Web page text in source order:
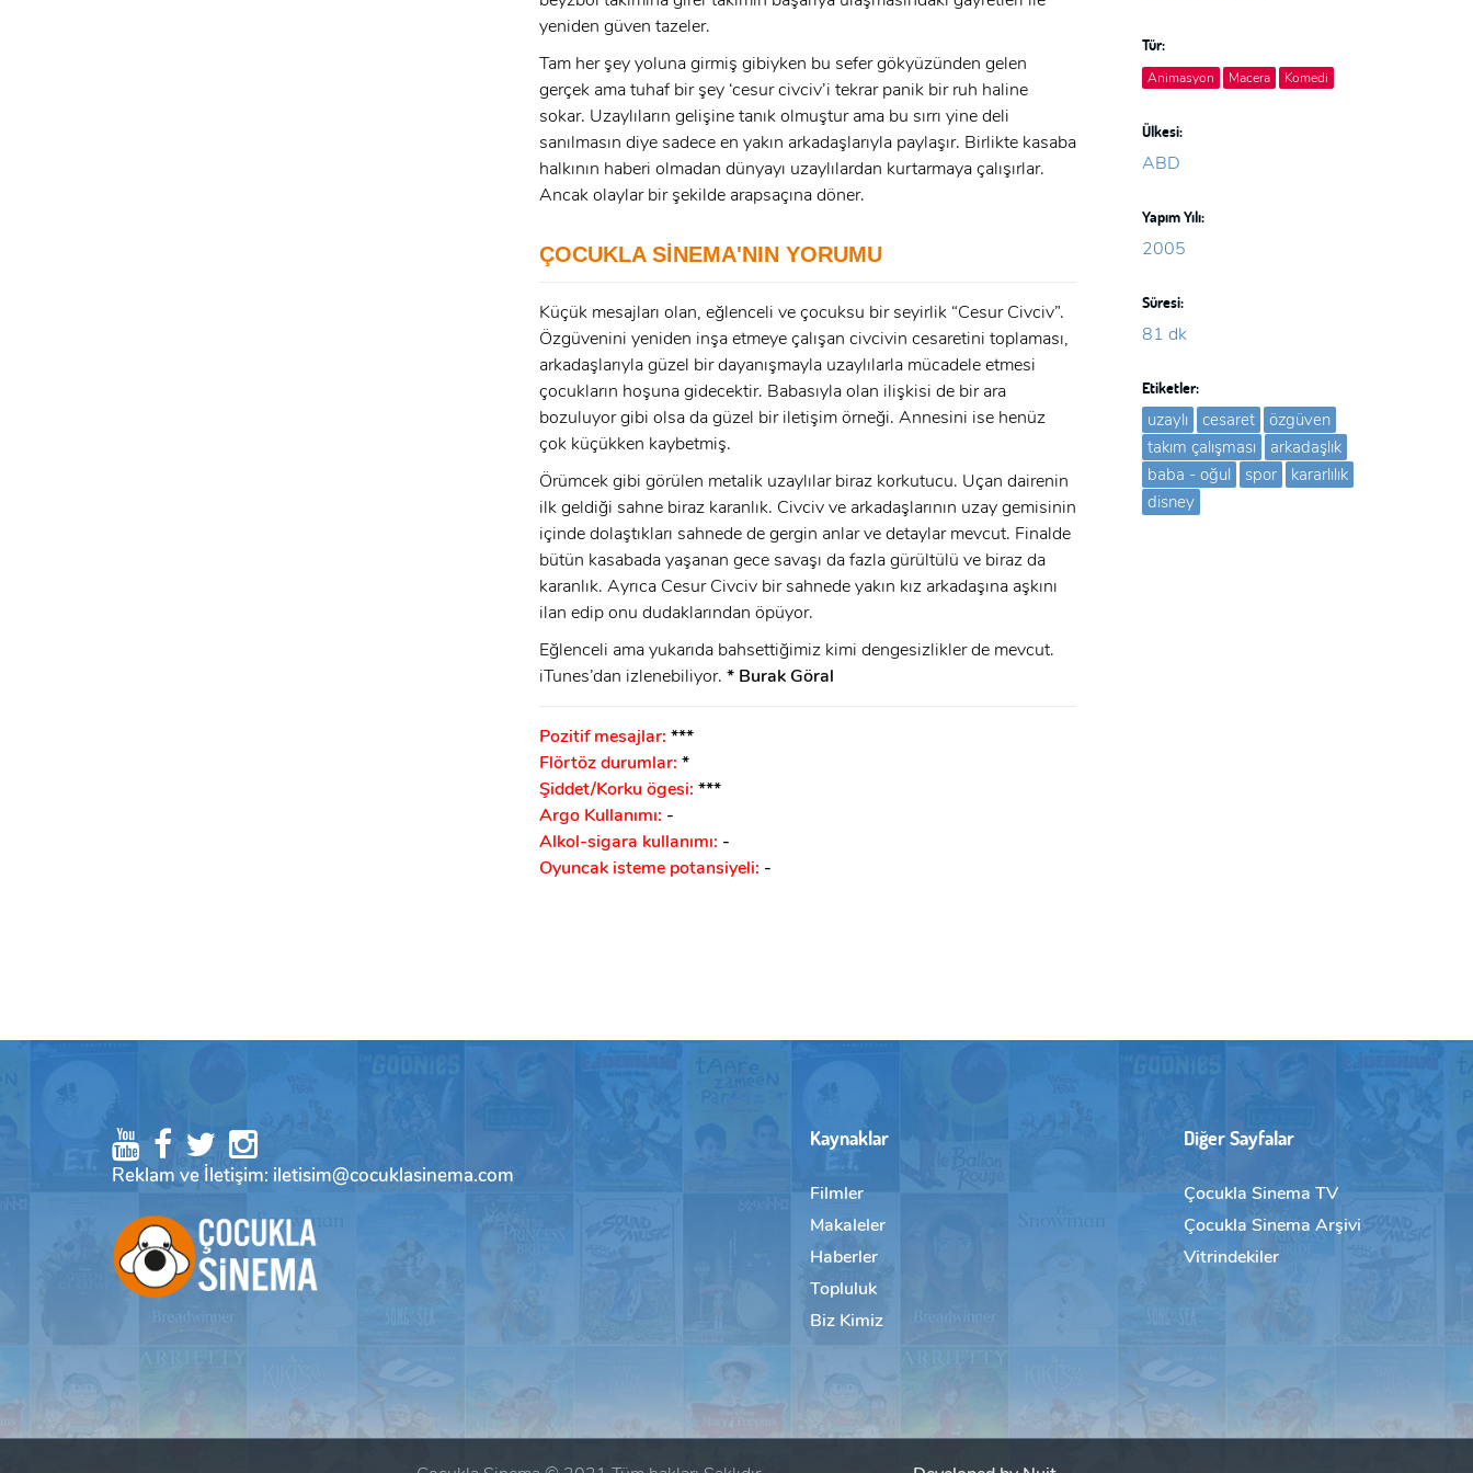
GIRIŞ YAP
E-Posta:
Beni Hatırla Şifremi Unuttum ?
GIRIŞ
ÜYE OL
Ad Soyad:
Şifre:
ÜYE OL
GIRIŞ
yeniden güven tazeler.
Tam her şey yoluna girmiş gibiyken bu sefer gökyüzünden gelen
gerçek ama tuhaf bir şey ‘cesur civciv’i tekrar panik bir ruh haline
sokar. Uzaylıların gelişine tanık olmuştur ama bu sırrı yine deli
sanılmasın diye sadece en yakın arkadaşlarıyla paylaşır. Birlikte kasaba
halkının haberi olmadan dünyayı uzaylılardan kurtarmaya çalışırlar.
Ancak olaylar bir şekilde arapsaçına döner.
ÇOCUKLA SİNEMA'NIN YORUMU
Küçük mesajları olan, eğlenceli ve çocuksu bir seyirlik “Cesur Civciv”.
Özgüvenini yeniden inşa etmeye çalışan civcivin cesaretini toplaması,
arkadaşlarıyla güzel bir dayanışmayla uzaylılarla mücadele etmesi
çocukların hoşuna gidecektir. Babasıyla olan ilişkisi de bir ara
bozuluyor gibi olsa da güzel bir iletişim örneği. Annesini ise henüz
çok küçükken kaybetmiş.
Örümcek gibi görülen metalik uzaylılar biraz korkutucu. Uçan dairenin
ilk geldiği sahne biraz karanlık. Civciv ve arkadaşlarının uzay gemisinin
içinde dolaştıkları sahnede de gergin anlar ve detaylar mevcut. Finalde
bütün kasabada yaşanan gece savaşı da fazla gürültülü ve biraz da
karanlık. Ayrıca Cesur Civciv bir sahnede yakın kız arkadaşına aşkını
ilan edip onu dudaklarından öpüyor.
Eğlenceli ama yukarıda bahsettiğimiz kimi dengesizlikler de mevcut.
iTunes’dan izlenebiliyor. * Burak Göral
Pozitif mesajlar: ***
Flörtöz durumlar: *
Şiddet/Korku ögesi: ***
Argo Kullanımı: -
Alkol-sigara kullanımı: -
Oyuncak isteme potansiyeli: -
Tür:
Animasyon Macera Komedi
Ülkesi:
ABD
Yapım Yılı:
2005
Süresi:
81 dk
Etiketler:
uzaylı cesaret
özgüven
takım çalışması
arkadaşlık
baba - oğul
spor
kararlılık
disney
Reklam ve İletişim: iletisim@cocuklasinema.com
Kaynaklar
Filmler
Makaleler
Haberler
Topluluk
Biz Kimiz
Diğer Sayfalar
Çocukla Sinema TV
Çocukla Sinema Arşivi
Vitrindekiler